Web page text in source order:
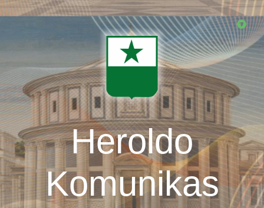
Skip
Heroldo
Komunikas